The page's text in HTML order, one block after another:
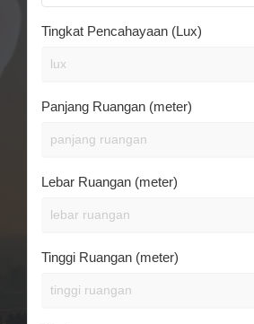
Tingkat Pencahayaan (Lux)
Panjang Ruangan (meter)
Lebar Ruangan (meter)
Tinggi Ruangan (meter)